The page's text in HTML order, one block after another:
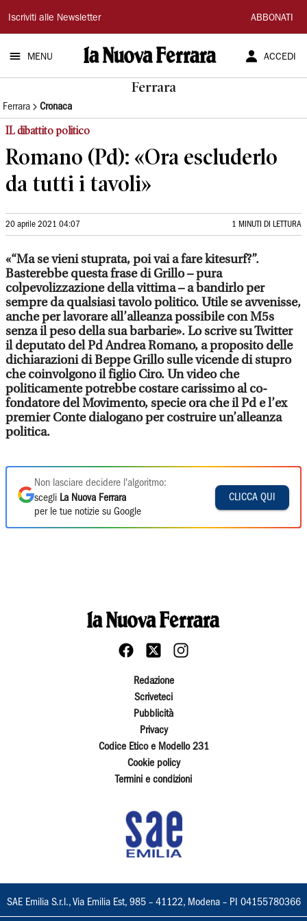
La
Nuova
Ferrara
Iscriviti alle Newsletter ABBONATI
MENU ACCEDI
Ferrara
Ferrara Cronaca
IL dibattito politico
Romano (Pd): «Ora escluderlo
da tutti i tavoli»
20 aprile 2021 04:07 1 MINUTI DI LETTURA
«“Ma se vieni stuprata, poi vai a fare kitesurf?”.
Basterebbe questa frase di Grillo – pura
colpevolizzazione della vittima – a bandirlo per
sempre da qualsiasi tavolo politico. Utile se avvenisse,
anche per lavorare all’alleanza possibile con M5s
senza il peso della sua barbarie». Lo scrive su Twitter
il deputato del Pd Andrea Romano, a proposito delle
dichiarazioni di Beppe Grillo sulle vicende di stupro
che coinvolgono il figlio Ciro. Un video che
politicamente potrebbe costare carissimo al co-
fondatore del Movimento, specie ora che il Pd e l’ex
premier Conte dialogano per costruire un’alleanza
politica.
Non lasciare decidere l'algoritmo:
scegli La Nuova Ferrara
per le tue notizie su Google
CLICCA QUI
Redazione
Scriveteci
Pubblicità
Privacy
Codice Etico e Modello 231
Cookie policy
Termini e condizioni
SAE Emilia S.r.l., Via Emilia Est, 985 – 41122, Modena – PI 04155780366